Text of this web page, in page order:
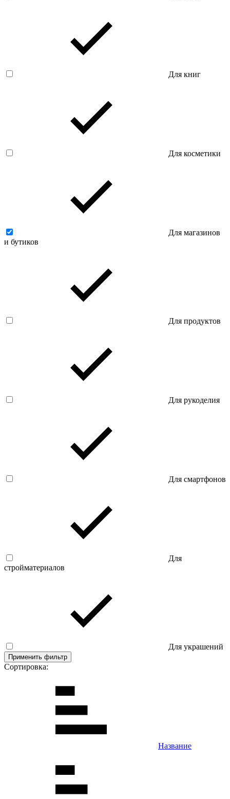
Для книг
Для косметики
Для магазинов
и бутиков
Для продуктов
Для рукоделия
Для смартфонов
Для
стройматериалов
Для украшений
Применить фильтр
Сортировка:
Название